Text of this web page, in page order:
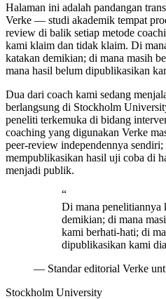
Halaman ini adalah pandangan
Verke — studi akademik tempat
review di balik setiap metode
kami klaim dan tidak klaim. Di
katakan demikian; di mana masih
mana hasil belum dipublikasikan
Dua dari coach kami sedang
berlangsung di Stockholm
peneliti terkemuka di bidang
coaching yang digunakan Verke
peer-review independennya sendiri;
mempublikasikan hasil uji coba di
menjadi publik.
“
Di mana penelitiannya
demikian; di mana
kami berhati-hati; di
dipublikasikan kami
— Standar editorial Verke
Stockholm University